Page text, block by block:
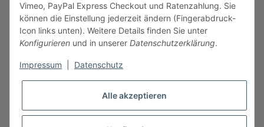
MARKENWELT
SERVICE
INFORMATIONEN
Vimeo, PayPal Express Checkout und Ratenzahlung. Sie
können die Einstellung jederzeit ändern (Fingerabdruck-
Icon links unten). Weitere Details finden Sie unter
Konfigurieren und in unserer Datenschutzerklärung.
Impressum Datenschutz
Alle akzeptieren